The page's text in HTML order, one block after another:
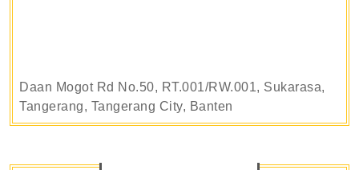
Daan Mogot Rd No.50, RT.001/RW.001, Sukarasa,
Tangerang, Tangerang City, Banten